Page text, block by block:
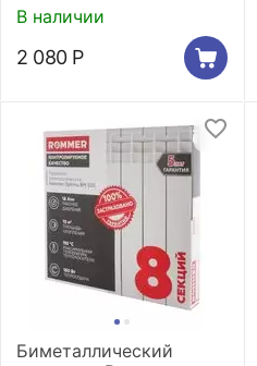
секции)
В наличии
2 080 Р
Биметаллический